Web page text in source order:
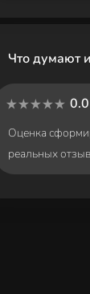
Что думают
0.0
Оценка
реальных